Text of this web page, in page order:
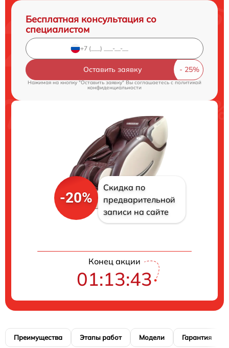
Бесплатная консультация со
специалистом
Оставить заявку
Нажимая на кнопку "Оставить заявку" Вы соглашаетесь cполитикой
конфиденциальности
-20%
Скидка по
предварительной
записи на сайте
Конец акции
01:13:42
Преимущества Этапы работ Модели Гарантия